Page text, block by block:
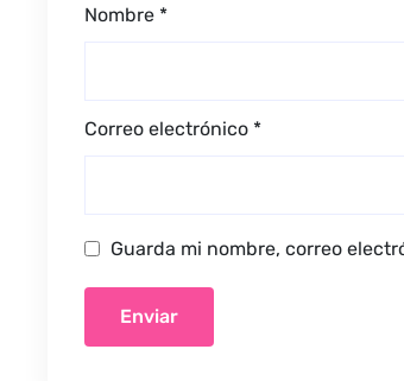
Nombre *
Correo electrónico *
Guarda mi nombre, correo